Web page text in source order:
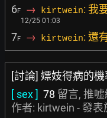
6F → kirtwein: 我
12/25 01:03
7F → kirtwein: 還
[討論] 嫖妓得病的機
[ sex ] 78 留言, 推噓
作者: kirtwein - 發表